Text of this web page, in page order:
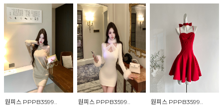
원피스 PPPB3599.. 원피스 PPPB3599.. 원피스 PPPB3599..